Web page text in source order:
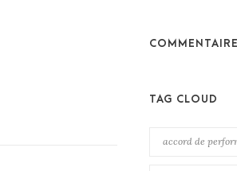
TAG CLOUD
accord de